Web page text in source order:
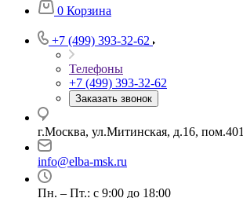
0 Корзина
+7 (499) 393-32-62
Телефоны
+7 (499) 393-32-62
Заказать звонок
г.Москва, ул.Митинская, д.16, пом.401
info@elba-msk.ru
Пн. – Пт.: с 9:00 до 18:00